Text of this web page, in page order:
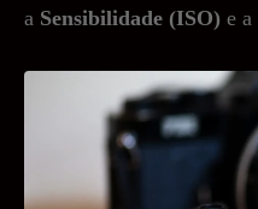
a Sensibilidade (ISO) e a